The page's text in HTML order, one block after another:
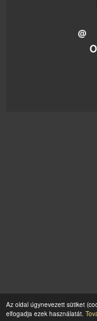
Az oldal úgynevezett sütiket
elfogadja ezek használatát.